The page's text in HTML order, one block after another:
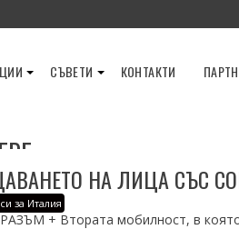
СЪВЕТИ КОНТАКТИ
за Италия
НА ЛИЦА СЪС
+ Втората мобилност, в която